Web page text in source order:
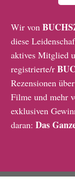
Wir von
diese
aktives Mitglied
registrierte/r
Rezensionen
Filme und mehr
exklusiven
daran:Das